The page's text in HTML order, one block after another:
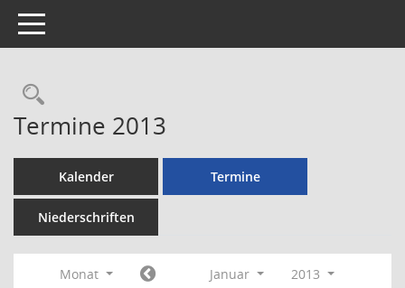
Toggle navigation
Rechercheauswahl
Termine 2013
Kalender Termine
Niederschriften
Monat Januar
2013